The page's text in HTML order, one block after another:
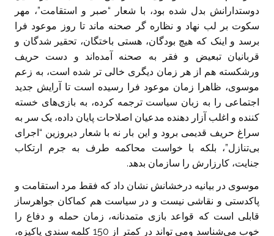
دوستدارانش بدل شده بود، با شعار “صبر و استقامت”، مهر
سکوت بر لب نهاد و نظاره گر صحنه ماند تا روز موعود فرا
برسد و اینک که هیچ بودگان، هستی باختگان، تحقیر شدگان و
قربانیان تبعیض و فقر به صحنه آمده‌اند و دست حریف
ورشکسته هم از هر زمان دیگری خالی تر شده است، به زعم
موسوی، ظاهرا زمان موعود فرا رسیده است تا آرایش جدید
اجتماعی را به زبان سیاست ترجمه کرده، به بازی‌های خسته
کننده و اغلب آزار دهنده مدعیان اصلاحات پایان داده، یک سر به
سراغ حریف قدیمی برود و این بار نه با شعار دیروزین “اجرای
بی‌تنازل”، بلکه با خواست محاکمه طرف به جرم ارتکاب
جنایت، کارزارش را سازمان بدهد.
موسوی در بیانیه درخشانش نشان داد که فقط مرد استقامت و
پاکدستی و نقاشی نیست و در سیاست هم کماکان جواهرساز
قابلی است که قواعد بازی متمدنانه، زمان حمله و دفاع را
خوب می‌شناسد ومی تواند در کمتر از 150 کلمه سندی پاکیزه،